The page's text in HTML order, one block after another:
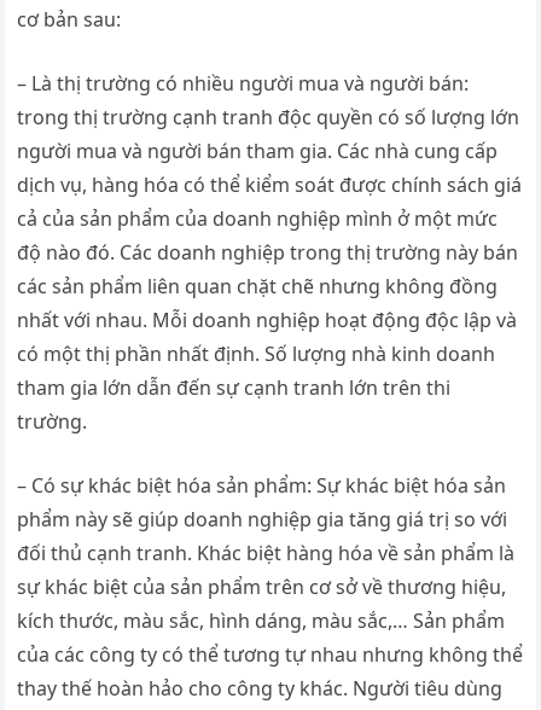
cơ bản sau:
– Là thị trường có nhiều người mua và người bán:
trong thị trường cạnh tranh độc quyền có số lượng lớn
người mua và người bán tham gia. Các nhà cung cấp
dịch vụ, hàng hóa có thể kiểm soát được chính sách giá
cả của sản phẩm của doanh nghiệp mình ở một mức
độ nào đó. Các doanh nghiệp trong thị trường này bán
các sản phẩm liên quan chặt chẽ nhưng không đồng
nhất với nhau. Mỗi doanh nghiệp hoạt động độc lập và
có một thị phần nhất định. Số lượng nhà kinh doanh
tham gia lớn dẫn đến sự cạnh tranh lớn trên thi
trường.
– Có sự khác biệt hóa sản phẩm: Sự khác biệt hóa sản
phẩm này sẽ giúp doanh nghiệp gia tăng giá trị so với
đối thủ cạnh tranh. Khác biệt hàng hóa về sản phẩm là
sự khác biệt của sản phẩm trên cơ sở về thương hiệu,
kích thước, màu sắc, hình dáng, màu sắc,… Sản phẩm
của các công ty có thể tương tự nhau nhưng không thể
thay thế hoàn hảo cho công ty khác. Người tiêu dùng